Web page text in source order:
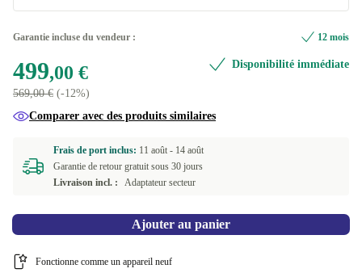
+100,00 €
US (QWERTY)
Garantie incluse du vendeur : 12 mois
499,00 €
569,00 € (-12%)
Disponibilité immédiate
Comparer avec des produits similaires
Frais de port inclus: 11 août - 14 août
Garantie de retour gratuit sous 30 jours
Livraison incl. :
Adaptateur secteur
Ajouter au panier
Fonctionne comme un appareil neuf